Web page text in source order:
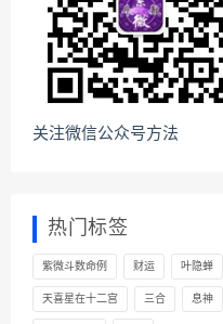
关注微信公众号方法
热门标签
紫微斗数命例 财运 叶隐蝉
天喜星在十二宫 三合 息神